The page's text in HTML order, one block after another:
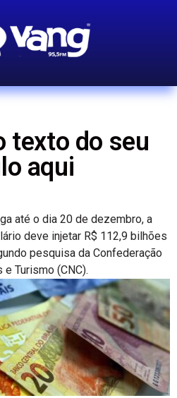
texto do seu
aqui
até o dia 20 de dezembro, a
deve injetar R$ 112,9 bilhões
pesquisa da Confederação
Turismo (CNC).